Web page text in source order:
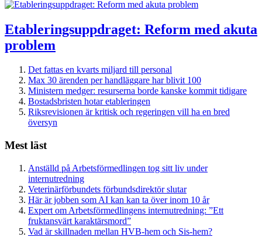
Etableringsuppdraget: Reform med akuta
problem
Det fattas en kvarts miljard till personal
Max 30 ärenden per handläggare har blivit 100
Ministern medger: resurserna borde kanske kommit tidigare
Bostadsbristen hotar etableringen
Riksrevisionen är kritisk och regeringen vill ha en bred
översyn
Mest läst
Anställd på Arbetsförmedlingen tog sitt liv under
internutredning
Veterinärförbundets förbundsdirektör slutar
Här är jobben som AI kan kan ta över inom 10 år
Expert om Arbetsförmedlingens internutredning: ”Ett
fruktansvärt karaktärsmord”
Vad är skillnaden mellan HVB-hem och Sis-hem?